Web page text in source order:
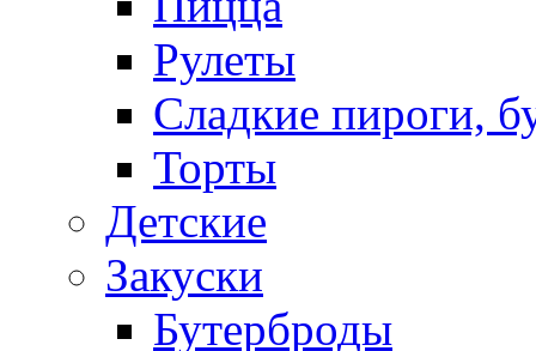
Рулеты
Сладкие пироги,
Торты
Детские
Закуски
Бутерброды